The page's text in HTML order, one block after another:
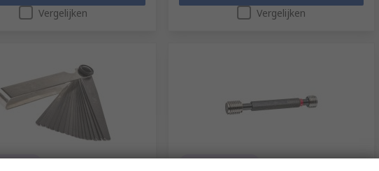
Vergelijken Vergelijken